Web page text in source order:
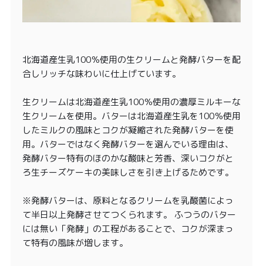
北海道産生乳100％使用の生クリームと発酵バターを配
合しリッチな味わいに仕上げています。
生クリームは北海道産生乳100％使用の濃厚ミルキーな
生クリームを使用。バターは北海道産生乳を100％使用
したミルクの風味とコクが凝縮された発酵バターを使
用。バターではなく発酵バターを選んでいる理由は、
発酵バター特有のほのかな酸味と芳香、深いコクがと
ろ生チーズケーキの美味しさを引き上げるためです。
※発酵バターは、原料となるクリームを乳酸菌によっ
て半日以上発酵させてつくられます。 ふつうのバター
には無い「発酵」の工程があることで、コクが深まっ
て特有の風味が増します。